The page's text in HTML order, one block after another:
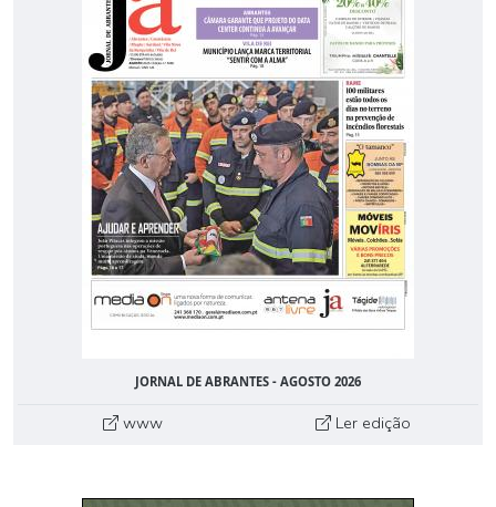
JORNAL DE ABRANTES - AGOSTO 2026
www Ler edição